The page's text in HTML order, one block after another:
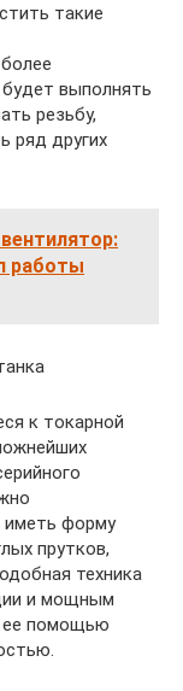
такие
выполнять
резьбу,
ряд других
работы
к токарной
иметь форму
прутков,
техника
и мощным
ее помощью